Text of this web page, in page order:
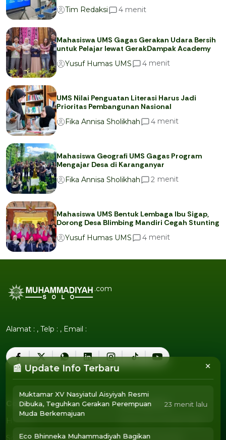
Tim Redaksi
4 menit
Mahasiswa UMS Gagas Gerakan Udara Bersih
untuk Pelajar lewat GerakDampak Academy
Yusuf Humas UMS
4 menit
UMS Nilai Penguatan Literasi Harus Jadi
Prioritas Pembangunan Nasional
Fika Annisa Sholikhah
4 menit
Mahasiswa Geografi UMS Gagas Program
Mengajar Desa di Karanganyar
Fika Annisa Sholikhah
2 menit
Mahasiswa UMS Bentuk Lembaga Ibu Sigap,
Dorong Desa Blimbing Mandiri Cegah Stunting
Yusuf Humas UMS
4 menit
.com
Alamat : , Telp : , Email :
Company
Sosok
Tentang Kita
Susunan Redaksi
📰 Update Info Terbaru
Muktamar XV Nasyiatul Aisyiyah Resmi
Dibuka, Teguhkan Gerakan Perempuan
Muda Berkemajuan
23 menit lalu
Eco Bhinneka Muhammadiyah Bagikan
×